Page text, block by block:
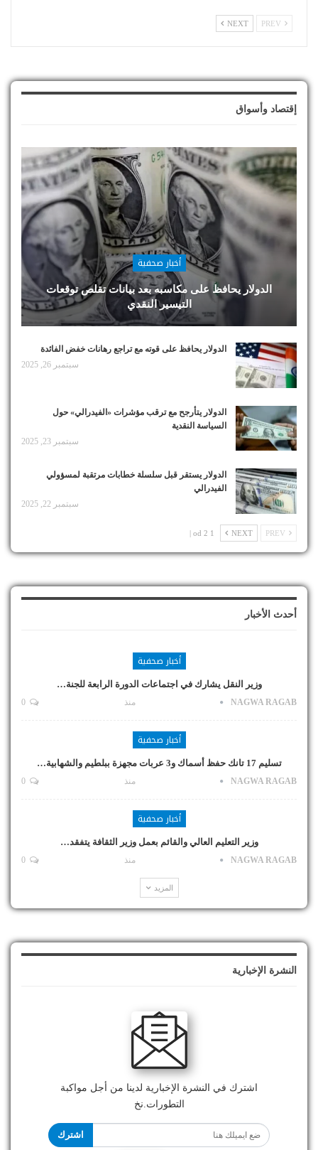
NEXT
إقتصاد وأسواق
أخبار صحفية
الدولار يحافظ على مكاسبه بعد بيانات تقلص توقعات
التيسير النقدي
الدولار يحافظ على قوته مع تراجع رهانات خفض الفائدة
سبتمبر 26, 2025
الدولار يتأرجح مع ترقب مؤشرات «الفيدرالي» حول
السياسة النقدية
سبتمبر 23, 2025
الدولار يستقر قبل سلسلة خطابات مرتقبة لمسؤولي
الفيدرالي
سبتمبر 22, 2025
NEXT
1 od 2 |
أحدث الأخبار
أخبار صحفية
وزير النقل يشارك في اجتماعات الدورة الرابعة للجنة…
NAGWA RAGAB منذ
أخبار صحفية
تسليم 17 تانك حفظ أسماك و3 عربات مجهزة ببلطيم والشهابية…
NAGWA RAGAB منذ
أخبار صحفية
وزير التعليم العالي والقائم بعمل وزير الثقافة يتفقد…
NAGWA RAGAB منذ
المزيد
النشرة الإخبارية
اشترك في النشرة الإخبارية لدينا من أجل مواكبة
التطورات.نخ
اشترك